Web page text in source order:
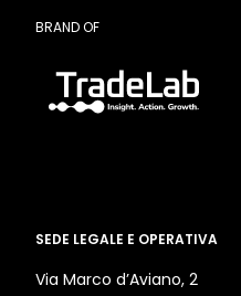
BRAND OF
SEDE LEGALE E OPERATIVA
Via Marco d’Aviano, 2